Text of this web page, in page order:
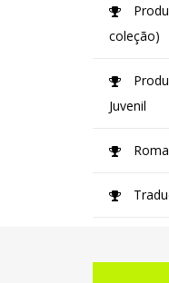
coleção)
Juvenil